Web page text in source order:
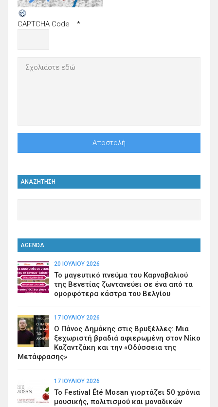
CAPTCHA Code *
ΑΝΑΖΗΤΗΣΗ
AGENDA
20 ΙΟΥΛΊΟΥ 2026
Το μαγευτικό πνεύμα του Καρναβαλιού
της Βενετίας ζωντανεύει σε ένα από τα
ομορφότερα κάστρα του Βελγίου
17 ΙΟΥΛΊΟΥ 2026
Ο Πάνος Δημάκης στις Βρυξέλλες: Μια
ξεχωριστή βραδιά αφιερωμένη στον Νίκο
Καζαντζάκη και την «Οδύσσεια της
Μετάφρασης»
17 ΙΟΥΛΊΟΥ 2026
Το Festival Été Mosan γιορτάζει 50 χρόνια
μουσικής, πολιτισμού και μοναδικών